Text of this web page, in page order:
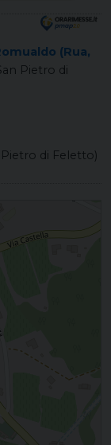
(Rua,
Pietro di
Pietro di Feletto)